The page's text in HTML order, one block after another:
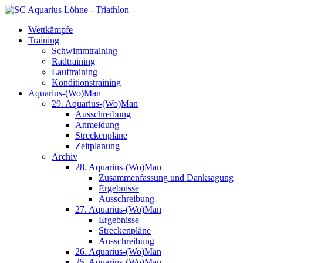
Wettkämpfe
Training
Schwimmtraining
Radtraining
Lauftraining
Konditionstraining
Aquarius-(Wo)Man
29. Aquarius-(Wo)Man
Ausschreibung
Anmeldung
Streckenpläne
Zeitplanung
Archiv
28. Aquarius-(Wo)Man
Zusammenfassung und Danksagung
Ergebnisse
Ausschreibung
27. Aquarius-(Wo)Man
Ergebnisse
Streckenpläne
Ausschreibung
26. Aquarius-(Wo)Man